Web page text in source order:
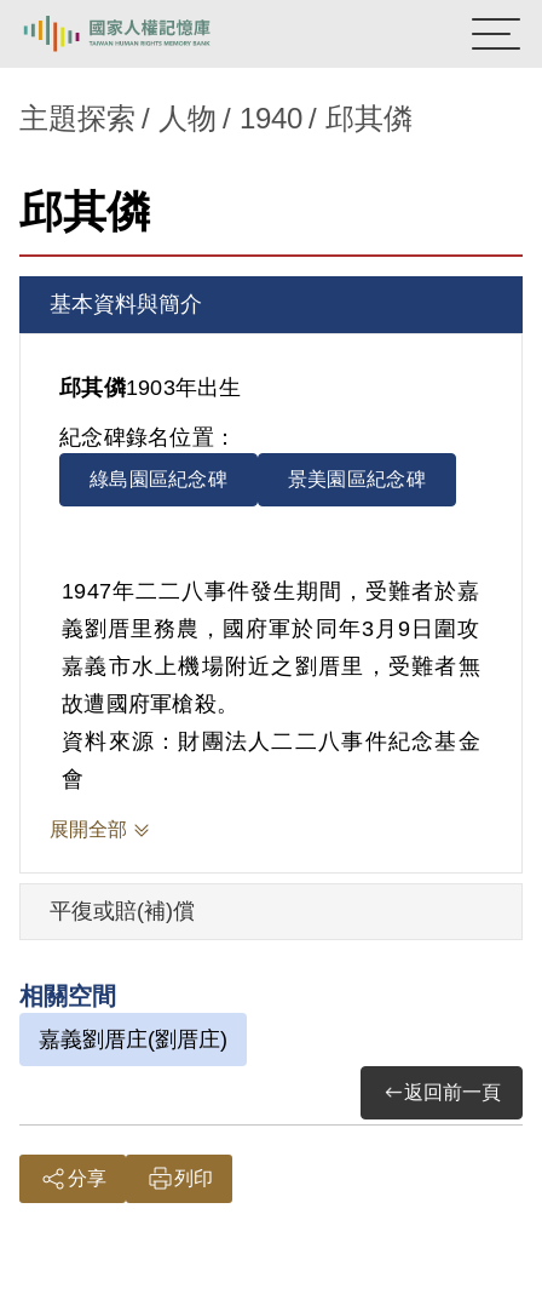
新生訓導處
主題探索
背景知識
關於我們
意見信箱
主題探索 人物 1940 邱其僯
邱其僯
基本資料與簡介
邱其僯1903年出生
紀念碑錄名位置：
綠島園區紀念碑 景美園區紀念碑
1947年二二八事件發生期間，受難者於嘉
義劉厝里務農，國府軍於同年3月9日圍攻
嘉義市水上機場附近之劉厝里，受難者無
資料來源：財團法人二二八事件紀念基金
會
展開全部
平復或賠(補)償
相關空間
嘉義劉厝庄(劉厝庄)
返回前一頁
分享 列印